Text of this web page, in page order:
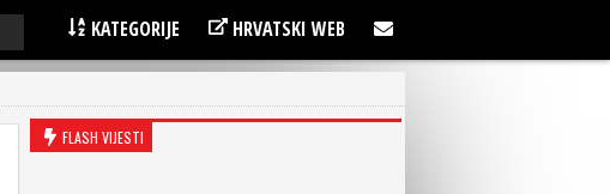
KATEGORIJE HRVATSKI WEB
FLASH VIJESTI